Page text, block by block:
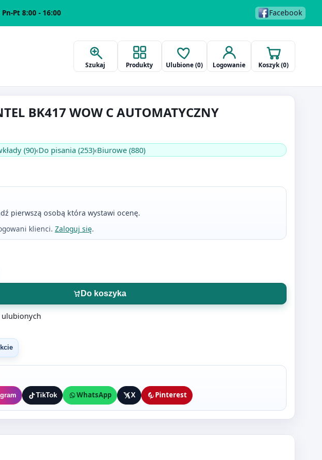
Pt 8:00 - 16:00 Facebook
Szukaj Produkty Ulubione (0) Logowanie Koszyk (0)
BK417 WOW C AUTOMATYCZNY
(90)‹Do pisania (253)‹Biurowe (880)
pierwszą osobą która wystawi ocenę.
klienci. Zaloguj się.
Do koszyka
TikTok WhatsApp X Pinterest